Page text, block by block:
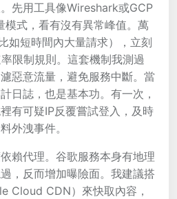
先用工具像Wireshark或GCP
式，看有沒有異常峰值。萬
如短時間內大量請求），立刻
限制規則。這套機制我測過
惡意流量，避免服務中斷。當
日誌，也是基本功。有一次，
有可疑IP反覆嘗試登入，及時
外洩事件。
賴代理。谷歌服務本身有地理
，反而增加曝險面。我建議搭
Cloud CDN）來快取內容，